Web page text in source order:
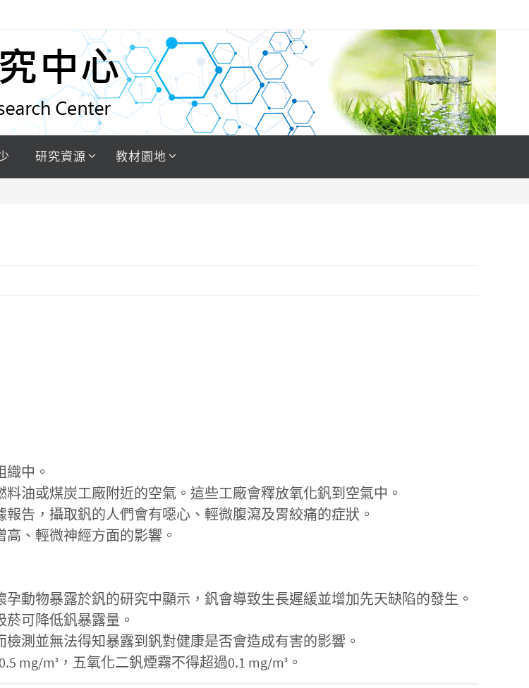
研究資源 教材園地
中。
油或煤炭工廠附近的空氣。這些工廠會釋放氧化釩到空氣中。
告，攝取釩的人們會有噁心、輕微腹瀉及胃絞痛的症狀。
、輕微神經方面的影響。
動物暴露於釩的研究中顯示，釩會導致生長遲緩並增加先天缺陷的發生。
可降低釩暴露量。
測並無法得知暴露到釩對健康是否會造成有害的影響。
mg/m3 ，五氧化二釩煙霧不得超過0.1 mg/m3 。